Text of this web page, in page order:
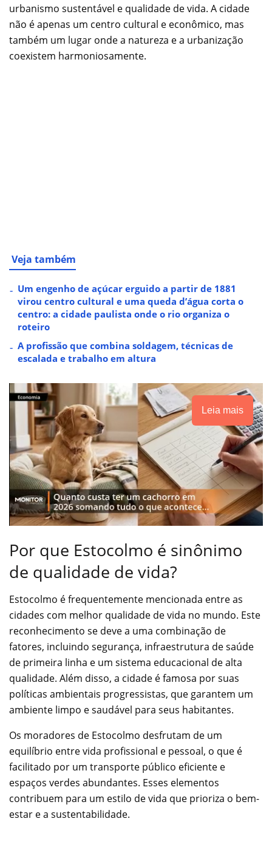
urbanismo sustentável e qualidade de vida. A cidade
não é apenas um centro cultural e econômico, mas
também um lugar onde a natureza e a urbanização
coexistem harmoniosamente.
Veja também
Um engenho de açúcar erguido a partir de 1881
virou centro cultural e uma queda d’água corta o
centro: a cidade paulista onde o rio organiza o
roteiro
A profissão que combina soldagem, técnicas de
escalada e trabalho em altura
Leia mais
Por que Estocolmo é sinônimo
de qualidade de vida?
Estocolmo é frequentemente mencionada entre as
cidades com melhor qualidade de vida no mundo. Este
reconhecimento se deve a uma combinação de
fatores, incluindo segurança, infraestrutura de saúde
de primeira linha e um sistema educacional de alta
qualidade. Além disso, a cidade é famosa por suas
políticas ambientais progressistas, que garantem um
ambiente limpo e saudável para seus habitantes.
Os moradores de Estocolmo desfrutam de um
equilíbrio entre vida profissional e pessoal, o que é
facilitado por um transporte público eficiente e
espaços verdes abundantes. Esses elementos
contribuem para um estilo de vida que prioriza o bem-
estar e a sustentabilidade.